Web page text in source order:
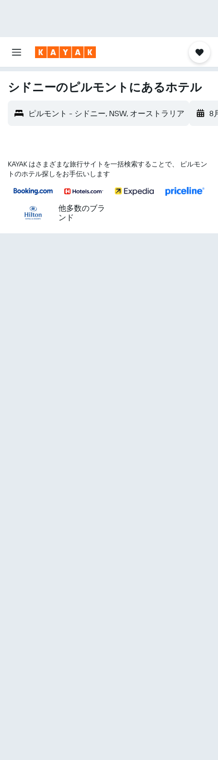
シドニーのピルモントにあるホテル
ピルモント - シドニー, NSW, オーストラリア 8
KAYAK はさまざまな旅行サイトを一括検索することで、 ピルモン
トのホテル探しをお手伝いします
他多数のブラ
ンド